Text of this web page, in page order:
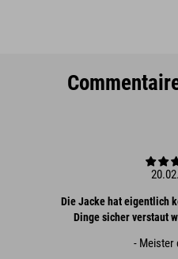
Die Jacke hat eigentlich
Dinge sicher verstaut
- Meister